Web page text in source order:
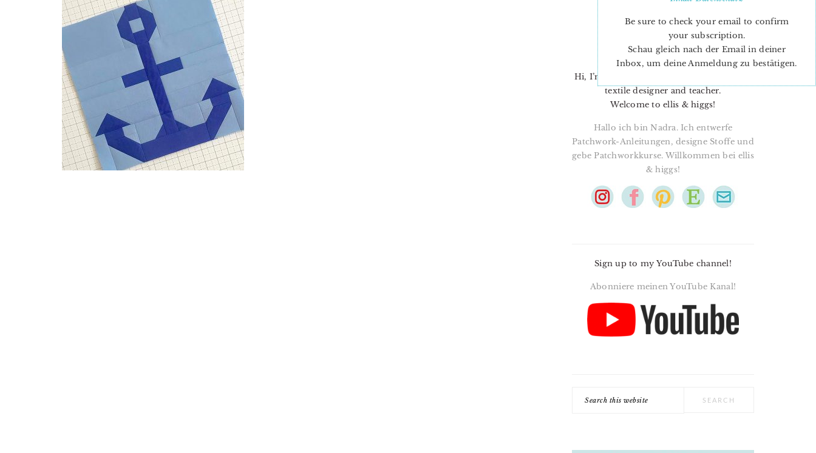
Hi, I’m Nadra. I’m a quilt pattern designer,
textile designer and teacher.
Welcome to ellis & higgs!
Hallo ich bin Nadra. Ich entwerfe
Patchwork-Anleitungen, designe Stoffe und
gebe Patchworkkurse. Willkommen bei ellis
& higgs!
Sign up to my YouTube channel!
Abonniere meinen YouTube Kanal!
Be sure to check your email to confirm
your subscription.
Schau gleich nach der Email in deiner
Inbox, um deine Anmeldung zu bestätigen.